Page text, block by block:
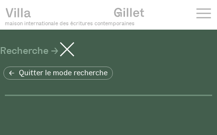
maison internationale des écritures contemporaines
Recherche
Quitter le mode recherche